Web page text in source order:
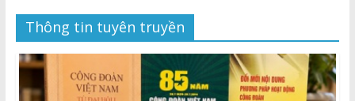
Thông tin tuyên truyền